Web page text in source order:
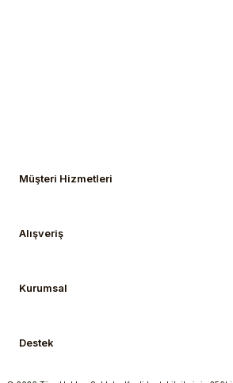
Müşteri Hizmetleri
Alışveriş
Kurumsal
Destek